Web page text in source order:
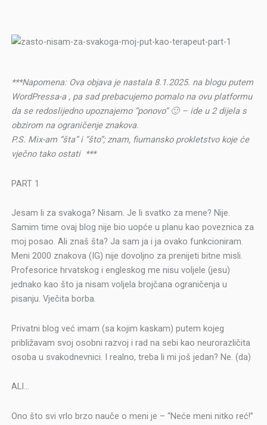
***Napomena: Ova objava je nastala 8.1.2025. na blogu putem
WordPressa-a , pa sad prebacujemo pomalo na ovu platformu
da se redoslijedno upoznajemo “ponovo” 🙂 – ide u 2 dijela s
obzirom na ograničenje znakova.
P.S. Mix-am “šta” i “što”; znam, fiumansko prokletstvo koje će
vječno tako ostati ***
PART 1
Jesam li za svakoga? Nisam. Je li svatko za mene? Nije.
Samim time ovaj blog nije bio uopće u planu kao poveznica za
moj posao. Ali znaš šta? Ja sam ja i ja ovako funkcioniram.
Meni 2000 znakova (IG) nije dovoljno za prenijeti bitne misli.
Profesorice hrvatskog i engleskog me nisu voljele (jesu)
jednako kao što ja nisam voljela brojčana ograničenja u
pisanju. Vječita borba.
Privatni blog već imam (sa kojim kaskam) putem kojeg
približavam svoj osobni razvoj i rad na sebi kao neurorazličita
osoba u svakodnevnici. I realno, treba li mi još jedan? Ne. (da)
ALI…
Ono što svi vrlo brzo nauče o meni je – “Neće meni nitko reć!”